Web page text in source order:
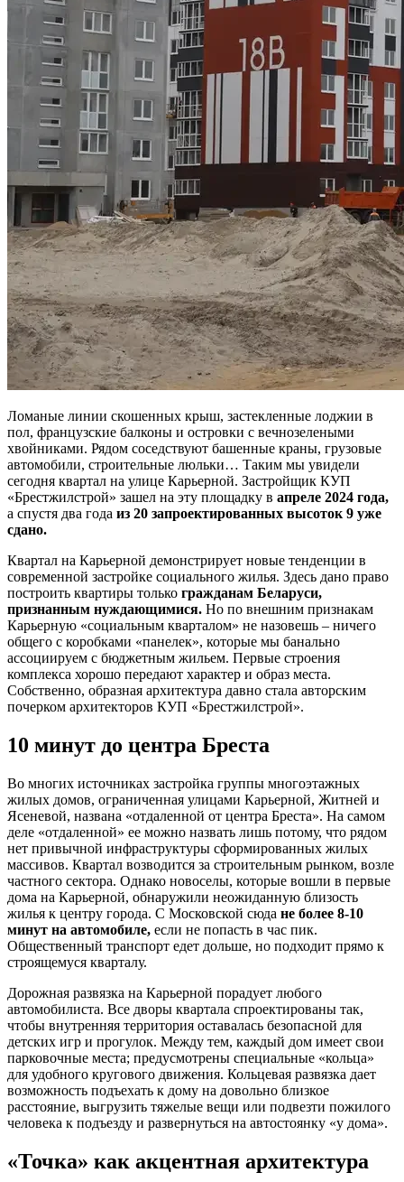
Ломаные линии скошенных крыш, застекленные лоджии в
пол, французские балконы и островки с вечнозелеными
хвойниками. Рядом соседствуют башенные краны, грузовые
автомобили, строительные люльки… Таким мы увидели
сегодня квартал на улице Карьерной. Застройщик КУП
«Брестжилстрой» зашел на эту площадку в апреле 2024 года,
а спустя два года из 20 запроектированных высоток 9 уже
сдано.
Квартал на Карьерной демонстрирует новые тенденции в
современной застройке социального жилья. Здесь дано право
построить квартиры только гражданам Беларуси,
признанным нуждающимися. Но по внешним признакам
Карьерную «социальным кварталом» не назовешь – ничего
общего с коробками «панелек», которые мы банально
ассоциируем с бюджетным жильем. Первые строения
комплекса хорошо передают характер и образ места.
Собственно, образная архитектура давно стала авторским
почерком архитекторов КУП «Брестжилстрой».
10 минут до центра Бреста
Во многих источниках застройка группы многоэтажных
жилых домов, ограниченная улицами Карьерной, Житней и
Ясеневой, названа «отдаленной от центра Бреста». На самом
деле «отдаленной» ее можно назвать лишь потому, что рядом
нет привычной инфраструктуры сформированных жилых
массивов. Квартал возводится за строительным рынком, возле
частного сектора. Однако новоселы, которые вошли в первые
дома на Карьерной, обнаружили неожиданную близость
жилья к центру города. С Московской сюда не более 8-10
минут на автомобиле, если не попасть в час пик.
Общественный транспорт едет дольше, но подходит прямо к
строящемуся кварталу.
Дорожная развязка на Карьерной порадует любого
автомобилиста. Все дворы квартала спроектированы так,
чтобы внутренняя территория оставалась безопасной для
детских игр и прогулок. Между тем, каждый дом имеет свои
парковочные места; предусмотрены специальные «кольца»
для удобного кругового движения. Кольцевая развязка дает
возможность подъехать к дому на довольно близкое
расстояние, выгрузить тяжелые вещи или подвезти пожилого
человека к подъезду и развернуться на автостоянку «у дома».
«Точка» как акцентная архитектура